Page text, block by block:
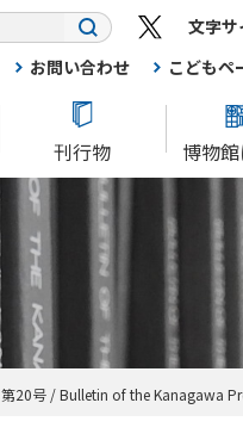
文字サ
お問い合わせ こどもペ
刊行物 博物
20号 / Bulletin of the Kanagawa